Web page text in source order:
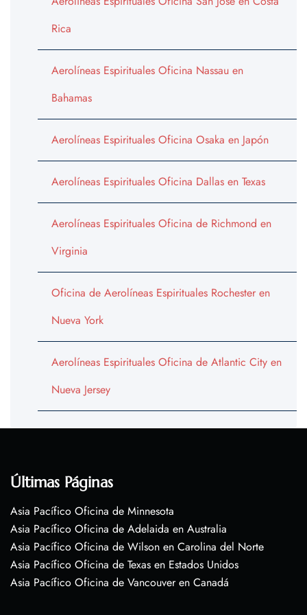
Rica
Aerolíneas Espirituales Oficina Nassau en
Bahamas
Aerolíneas Espirituales Oficina Osaka en Japón
Aerolíneas Espirituales Oficina Dallas en Texas
Aerolíneas Espirituales Oficina de Richmond en
Virginia
Oficina de Aerolíneas Espirituales Rochester en
Nueva York
Aerolíneas Espirituales Oficina de Atlantic City en
Nueva Jersey
Últimas Páginas
Asia Pacífico Oficina de Minnesota
Asia Pacífico Oficina de Adelaida en Australia
Asia Pacífico Oficina de Wilson en Carolina del Norte
Asia Pacífico Oficina de Texas en Estados Unidos
Asia Pacífico Oficina de Vancouver en Canadá